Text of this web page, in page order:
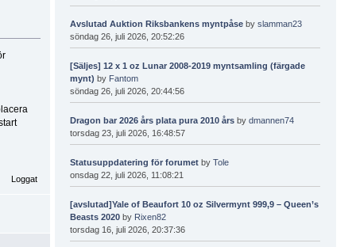
Loggat
Avslutad Auktion Riksbankens myntpåse byslamman23
söndag 26, juli 2026, 20:52:26
[Säljes] 12 x 1 oz Lunar 2008-2019 myntsamling (färgade
mynt) by Fantom
söndag 26, juli 2026, 20:44:56
Dragon bar 2026 års plata pura 2010 års bydmannen74
torsdag 23, juli 2026, 16:48:57
Statusuppdatering för forumet byTole
onsdag 22, juli 2026, 11:08:21
[avslutad]Yale of Beaufort 10 oz Silvermynt 999,9 – Queen’s
Beasts 2020 by Rixen82
torsdag 16, juli 2026, 20:37:36